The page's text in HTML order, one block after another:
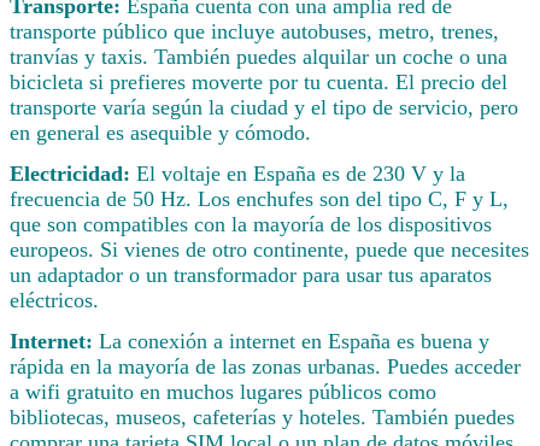
Transporte: España cuenta con una amplia red de
transporte público que incluye autobuses, metro, trenes,
tranvías y taxis. También puedes alquilar un coche o una
bicicleta si prefieres moverte por tu cuenta. El precio del
transporte varía según la ciudad y el tipo de servicio, pero
en general es asequible y cómodo.
Electricidad: El voltaje en España es de 230 V y la
frecuencia de 50 Hz. Los enchufes son del tipo C, F y L,
que son compatibles con la mayoría de los dispositivos
europeos. Si vienes de otro continente, puede que necesites
un adaptador o un transformador para usar tus aparatos
eléctricos.
Internet: La conexión a internet en España es buena y
rápida en la mayoría de las zonas urbanas. Puedes acceder
a wifi gratuito en muchos lugares públicos como
bibliotecas, museos, cafeterías y hoteles. También puedes